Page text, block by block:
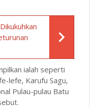
ialah seperti
lefe, Karufu Sagu,
Pulau-pulau Batu